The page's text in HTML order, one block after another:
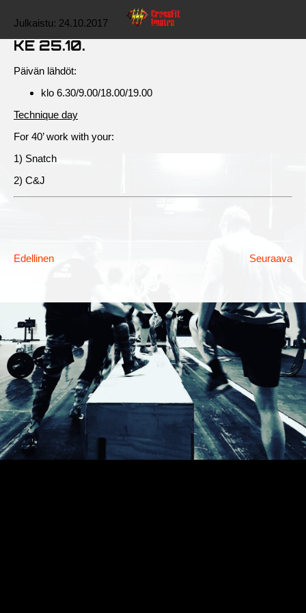
Julkaistu: 24.10.2017
KE 25.10.
Päivän lähdöt:
klo 6.30/9.00/18.00/19.00
Technique day
For 40’ work with your:
1) Snatch
2) C&J
Edellinen Seuraava